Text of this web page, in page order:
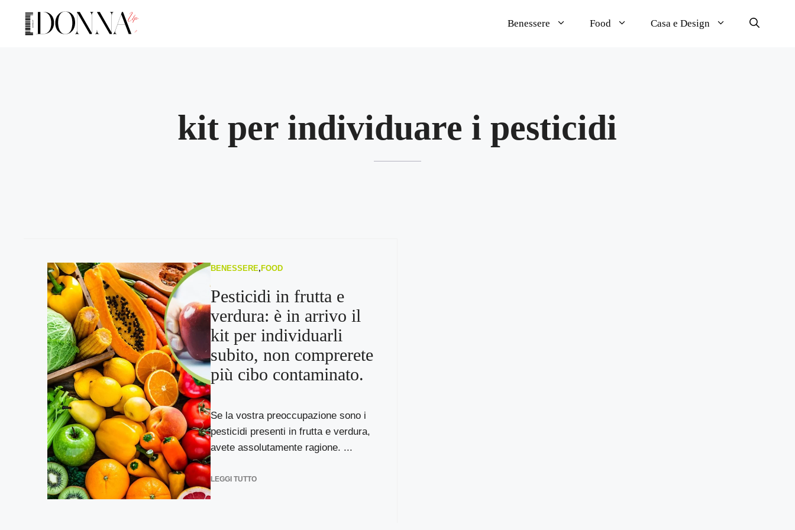
contenuto
Benessere Food Casa e Design
kit per individuare i pesticidi
BENESSERE, FOOD
Pesticidi in frutta e
verdura: è in arrivo il
kit per individuarli
subito, non comprerete
più cibo contaminato.
Se la vostra preoccupazione sono i
pesticidi presenti in frutta e verdura,
avete assolutamente ragione. ...
LEGGI TUTTO